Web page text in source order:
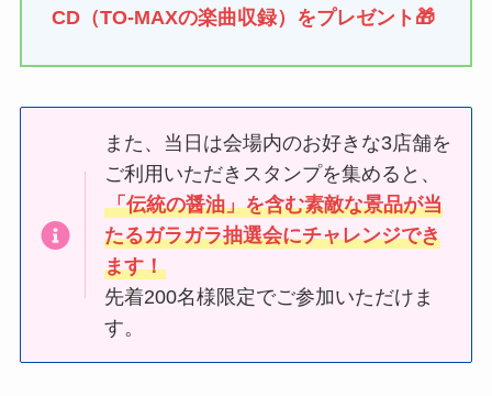
CD（TO-MAXの楽曲収録）をプレゼント🎁
また、当日は会場内のお好きな3店舗を
ご利用いただきスタンプを集めると、
「伝統の醤油」を含む素敵な景品が当
たるガラガラ抽選会にチャレンジでき
ます！
先着200名様限定でご参加いただけま
す。